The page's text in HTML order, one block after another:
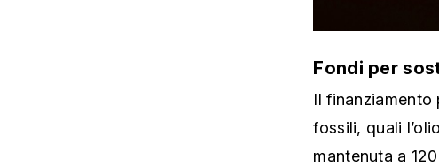
Fondi per
Il finanziamento
fossili, quali
mantenuta a